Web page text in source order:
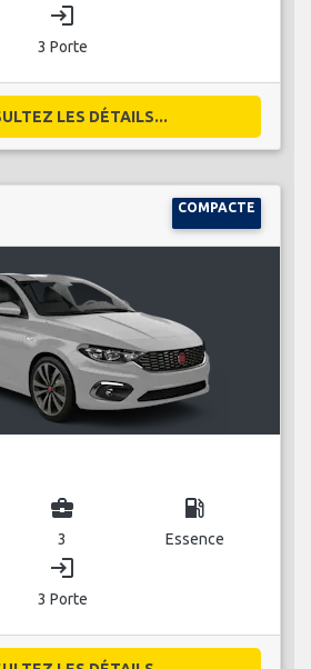
login
3 Porte
LES DÉTAILS...
COMPACTE
business_center
3
local_gas_station
Essence
login
3 Porte